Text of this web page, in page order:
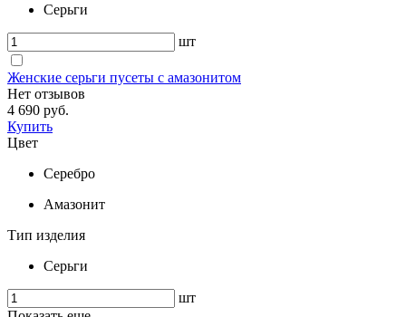
Серьги
шт
Женские серьги пусеты с амазонитом
Нет отзывов
4 690 руб.
Купить
Цвет
Серебро
Амазонит
Тип изделия
Серьги
шт